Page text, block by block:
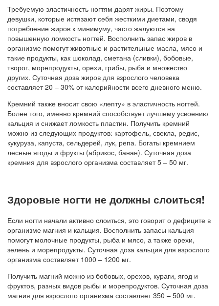
Требуемую эластичность ногтям дарят жиры. Поэтому
девушки, которые истязают себя жесткими диетами, сводя
потребление жиров к минимуму, часто жалуются на
повышенную ломкость ногтей. Восполнить запас жиров в
организме помогут животные и растительные масла, мясо и
такие продукты, как шоколад, сметана (сливки), бобовые,
творог, морепродукты, орехи, грибы, рыба и множество
других. Суточная доза жиров для взрослого человека
составляет 20 – 30% от калорийности всего дневного меню.
Кремний также вносит свою «лепту» в эластичность ногтей.
Более того, именно кремний способствует лучшему усвоению
кальция и снижает ломкость пластин. Получить кремний
можно из следующих продуктов: картофель, свекла, редис,
кукуруза, капуста, сельдерей, лук, репа. Богаты кремнием
лесные ягоды и фрукты (абрикос, банан). Суточная доза
кремния для взрослого организма составляет 5 – 50 мг.
Здоровые ногти не должны слоиться!
Если ногти начали активно слоиться, это говорит о дефиците в
организме магния и кальция. Восполнить запасы кальция
помогут молочные продукты, рыба и мясо, а также орехи,
зелень и морепродукты. Суточная доза кальция для взрослого
организма составляет 1000 – 1200 мг.
Получить магний можно из бобовых, орехов, кураги, ягод и
фруктов, разных видов рыбы и морепродуктов. Суточная доза
магния для взрослого организма составляет 350 – 500 мг.